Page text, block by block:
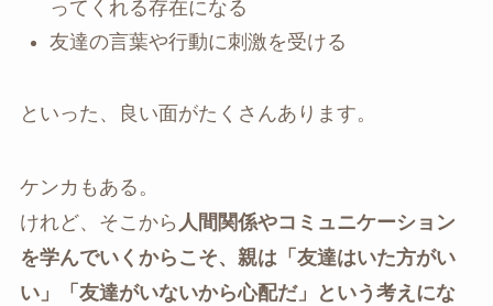
ってくれる存在になる
友達の言葉や行動に刺激を受ける
といった、良い面がたくさんあります。
ケンカもある。
けれど、そこから 人間関係やコミュニケーション
を学んでいくからこそ、親は「友達はいた方がい
い」「友達がいないから心配だ」という考えにな